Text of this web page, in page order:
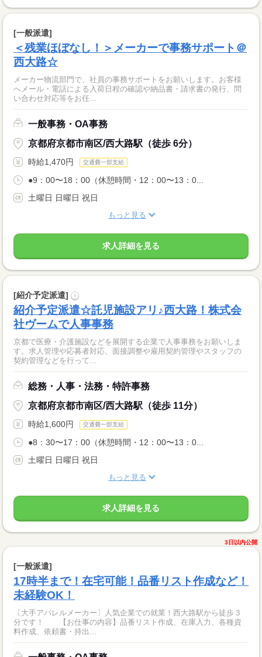
[一般派遣]
＜残業ほぼなし！＞メーカーで事務サポート＠
西大路☆
メーカー物流部門で、社員の事務サポートをお願いします。お客様
へメール・電話による入荷日程の確認や納品書・請求書の発行、問
い合わせ対応等をお任...
一般事務・OA事務
京都府京都市南区/西大路駅（徒歩 6分）
時給1,470円 交通費一部支給
●9：00〜18：00（休憩時間・12：00〜13：0...
土曜日 日曜日 祝日
もっと見る
求人詳細を見る
[紹介予定派遣] ?
紹介予定派遣☆託児施設アリ♪西大路！株式会
社ヴームで人事事務
京都で医療・介護施設などを展開する企業で人事事務をお願いしま
す。求人管理や応募者対応、面接調整や雇用契約管理やスタッフの
契約管理などを行って...
総務・人事・法務・特許事務
京都府京都市南区/西大路駅（徒歩 11分）
時給1,600円 交通費一部支給
●8：30〜17：00（休憩時間・12：00〜13：0...
土曜日 日曜日 祝日
もっと見る
求人詳細を見る
3日以内公開
[一般派遣]
17時半まで！在宅可能！品番リスト作成など！
未経験OK！
〔大手アパレルメーカー〕人気企業での就業！西大路駅から徒歩３
分です！ 【お仕事の内容】品番リスト作成、在庫入力、各種資
料作成、依頼書・持出...